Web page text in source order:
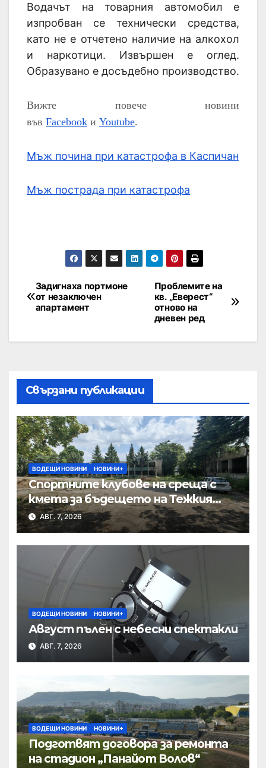
Водачът на товарния автомобил е
изпробван се технически средства,
като не е отчетено наличие на алкохол
и наркотици. Извършен е оглед.
Образувано е досъдебно производство.
Вижте повече новини
във Facebook и Youtube.
Мъж почина при катастрофа в Каспичан
Мъж пострада при катастрофа
Проблемите на
кв. „Еверест“
отново на
дневен ред
Задигнаха портмоне
от незаключен
апартамент
Свързани публикации
ВОДЕЩИ НОВИНИ НОВИНИ+
Спортните клубове на среща с
кмета за бъдещето на Тежкия
полк
АВГ. 7, 2026
ВОДЕЩИ НОВИНИ НОВИНИ+
Август пълен с небесни спектакли
АВГ. 7, 2026
ВОДЕЩИ НОВИНИ НОВИНИ+
Подготвят договора за ремонта
на стадион „Панайот Волов“